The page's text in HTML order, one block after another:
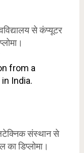
से कंप्यूटर
from a
India.
संस्थान से
डिप्लोमा।